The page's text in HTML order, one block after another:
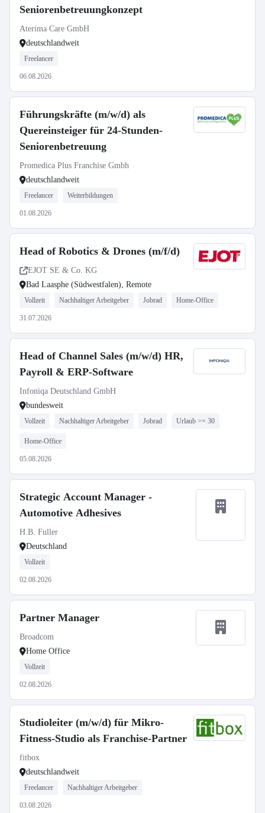
Seniorenbetreuungkonzept
Aterima Care GmbH
deutschlandweit
Freelancer
06.08.2026
Führungskräfte (m/w/d) als
Quereinsteiger für 24-Stunden-
Seniorenbetreuung
Promedica Plus Franchise Gmbh
deutschlandweit
Freelancer Weiterbildungen
01.08.2026
Head of Robotics & Drones (m/f/d)
EJOT SE & Co. KG
Bad Laasphe (Südwestfalen), Remote
Vollzeit Nachhaltiger Arbeitgeber Jobrad Home-Office
31.07.2026
Head of Channel Sales (m/w/d) HR,
Payroll & ERP-Software
Infoniqa Deutschland GmbH
bundesweit
Vollzeit Nachhaltiger Arbeitgeber Jobrad Urlaub >= 30
Home-Office
05.08.2026
Strategic Account Manager -
Automotive Adhesives
H.B. Fuller
Deutschland
Vollzeit
02.08.2026
Partner Manager
Broadcom
Home Office
Vollzeit
02.08.2026
Studioleiter (m/w/d) für Mikro-
Fitness-Studio als Franchise-Partner
fitbox
deutschlandweit
Freelancer Nachhaltiger Arbeitgeber
03.08.2026